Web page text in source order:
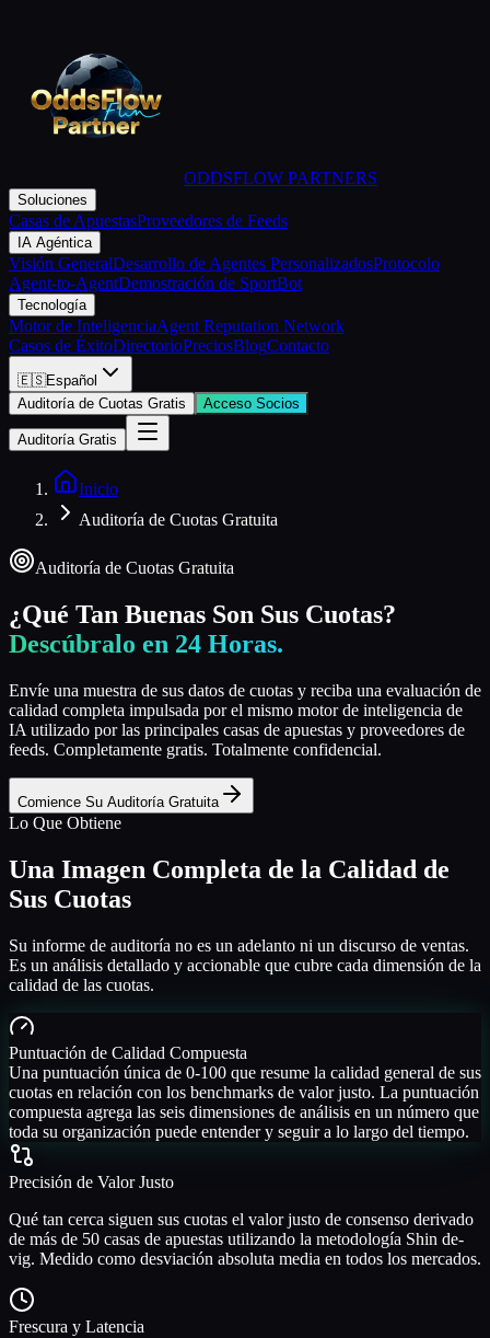
ODDSFLOW PARTNERS
Soluciones
Casas de ApuestasProveedores de Feeds
IA Agéntica
Visión GeneralDesarrollo de Agentes PersonalizadosProtocolo
Agent-to-AgentDemostración de SportBot
Tecnología
Motor de InteligenciaAgent Reputation Network
Casos de ÉxitoDirectorioPreciosBlogContacto
🇪🇸Español
Auditoría de Cuotas Gratis
Acceso Socios
Auditoría Gratis
Inicio
Auditoría de Cuotas Gratuita
Auditoría de Cuotas Gratuita
¿Qué Tan Buenas Son Sus Cuotas?
Descúbralo en 24 Horas.
Envíe una muestra de sus datos de cuotas y reciba una evaluación de
calidad completa impulsada por el mismo motor de inteligencia de
IA utilizado por las principales casas de apuestas y proveedores de
feeds. Completamente gratis. Totalmente confidencial.
Comience Su Auditoría Gratuita
Lo Que Obtiene
Una Imagen Completa de la Calidad de
Sus Cuotas
Su informe de auditoría no es un adelanto ni un discurso de ventas.
Es un análisis detallado y accionable que cubre cada dimensión de la
calidad de las cuotas.
Puntuación de Calidad Compuesta
Una puntuación única de 0-100 que resume la calidad general de sus
cuotas en relación con los benchmarks de valor justo. La puntuación
compuesta agrega las seis dimensiones de análisis en un número que
toda su organización puede entender y seguir a lo largo del tiempo.
Precisión de Valor Justo
Qué tan cerca siguen sus cuotas el valor justo de consenso derivado
de más de 50 casas de apuestas utilizando la metodología Shin de-
vig. Medido como desviación absoluta media en todos los mercados.
Frescura y Latencia